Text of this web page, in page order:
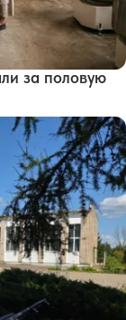
за половую